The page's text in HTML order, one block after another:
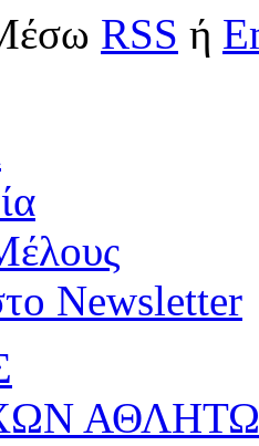
RSS ή
Newsletter